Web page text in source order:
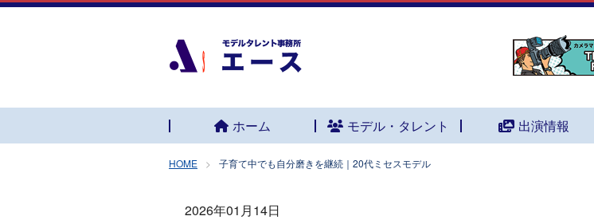
ホーム モデル・タレント 出演情報
HOME 子育て中でも自分磨きを継続｜20代ミセスモデル
2026年01月14日